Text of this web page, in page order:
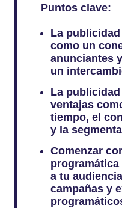
Puntos clave:
La
como un
anunciantes
un
La
ventajas
tiempo, el
y la
Comenzar
a tu
campañas y